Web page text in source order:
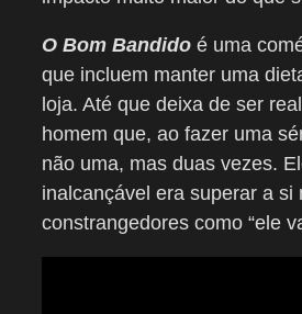
O Bom Bandido é uma
que incluem manter uma
loja. Até que deixa de ser
homem que, ao fazer uma
não uma, mas duas vezes.
inalcançável era superar a
constrangedores como “ele